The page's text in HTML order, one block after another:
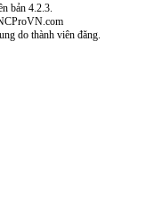
bản 4.2.3.
do thành viên đăng.